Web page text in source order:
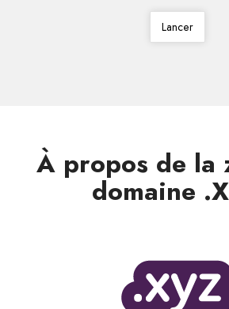
Lancer
À propos de la
domaine